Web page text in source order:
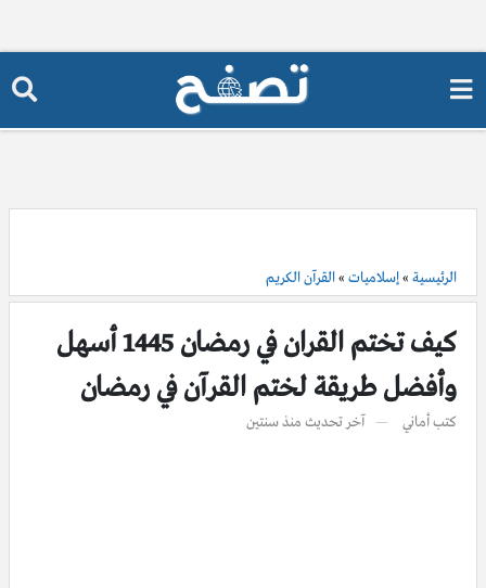
الرئيسية »إسلاميات »القرآن الكريم
كيف تختم القران في رمضان 1445 أسهل
وأفضل طريقة لختم القرآن في رمضان
كتبأماني آخر تحديث منذ سنتين